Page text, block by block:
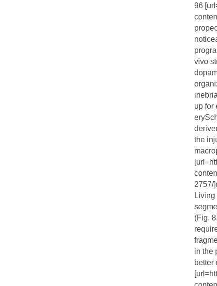
96
vivo
up for
the
2757/
(Fig.
in the
better